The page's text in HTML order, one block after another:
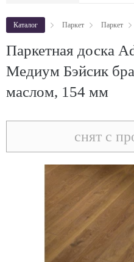
Каталог Паркет Паркет
Паркетная доска
Медиум Бэйсик
маслом, 154 мм
снят с